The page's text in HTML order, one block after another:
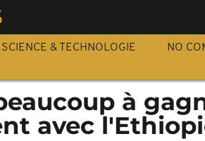
SCIENCE & TECHNOLOGIE NO
à
avec